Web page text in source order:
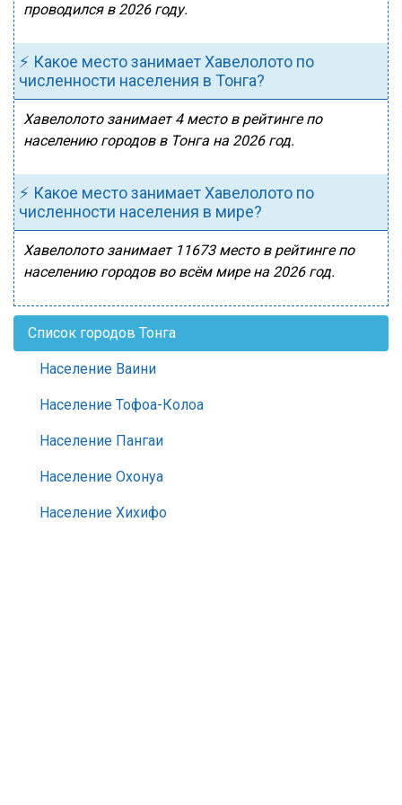
проводился в 2026 году.
⚡ Какое место занимает Хавелолото по
численности населения в Тонга?
Хавелолото занимает 4 место в рейтинге по
населению городов в Тонга на 2026 год.
⚡ Какое место занимает Хавелолото по
численности населения в мире?
Хавелолото занимает 11673 место в рейтинге по
населению городов во всём мире на 2026 год.
Список городов Тонга
Население Ваини
Население Тофоа-Колоа
Население Пангаи
Население Охонуа
Население Хихифо